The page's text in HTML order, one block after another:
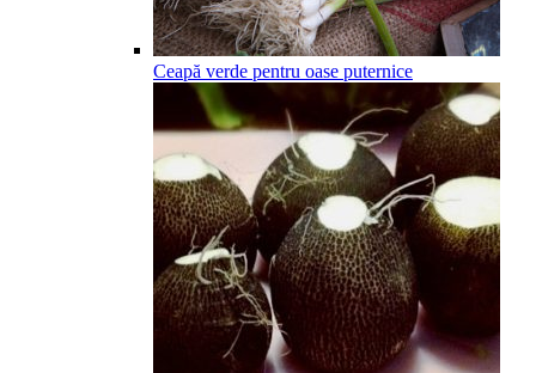
Ceapă verde pentru oase puternice